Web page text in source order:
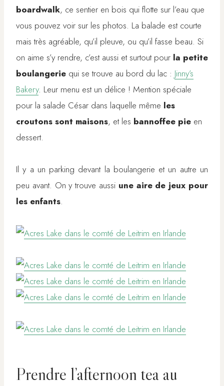
boardwalk, ce sentier en bois qui flotte sur l’eau que
vous pouvez voir sur les photos. La balade est courte
mais très agréable, qu’il pleuve, ou qu’il fasse beau. Si
on aime s’y rendre, c’est aussi et surtout pour la petite
boulangerie qui se trouve au bord du lac : Jinny’s
Bakery. Leur menu est un délice ! Mention spéciale
pour la salade César dans laquelle même les
croutons sont maisons, et les bannoffee pie en
dessert.
Il y a un parking devant la boulangerie et un autre un
peu avant. On y trouve aussi une aire de jeux pour
les enfants.
Prendre l’afternoon tea au